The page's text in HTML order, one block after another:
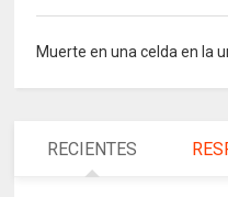
Muerte en una celda en la
RECIENTES